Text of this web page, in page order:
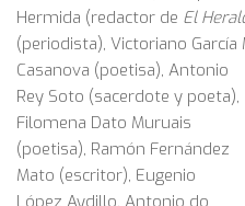
Hermida (redactor de El
(periodista), Victoriano
Casanova (poetisa), Antonio
Rey Soto (sacerdote y poeta),
Filomena Dato Muruais
(poetisa), Ramón Fernández
Mato (escritor), Eugenio